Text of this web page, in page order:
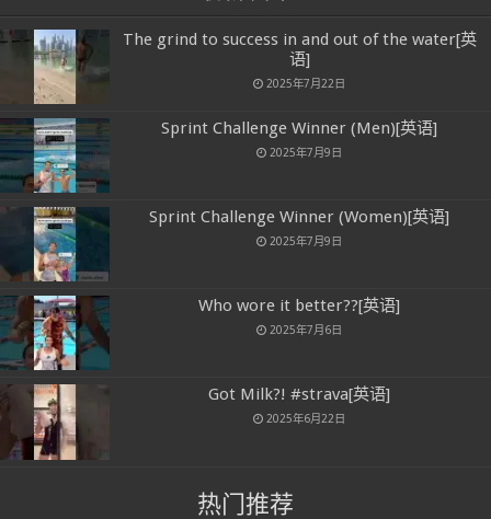
The grind to success in and out of the water[英
语]
2025年7月22日
Sprint Challenge Winner (Men)[英语]
2025年7月9日
Sprint Challenge Winner (Women)[英语]
2025年7月9日
Who wore it better??[英语]
2025年7月6日
Got Milk?! #strava[英语]
2025年6月22日
热门推荐